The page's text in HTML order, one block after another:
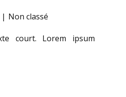
Non classé
court. Lorem ipsum